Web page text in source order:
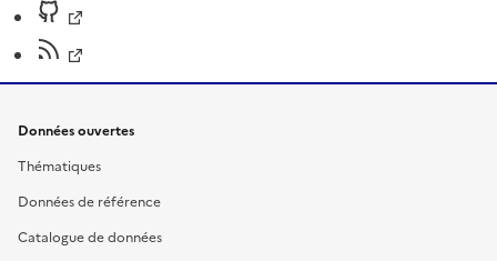
Données ouvertes
Thématiques
Données de référence
Catalogue de données